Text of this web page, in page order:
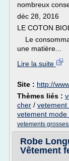
nombreux
déc 28, 2016
LE COTON
Le
une matière...
Lire la suite
Site : http://
Thèmes liés :
cher / vetement
vetement
vetements
Robe
Vêtement